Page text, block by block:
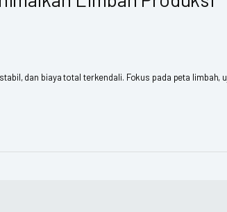
dan biaya total terkendali. Fokus pada peta limbah,